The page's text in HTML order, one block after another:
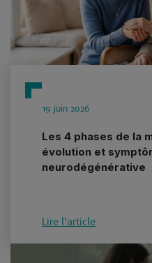
19 juin 2026
Les 4 phases de la
évolution et
neurodégénérative
Lire l'article